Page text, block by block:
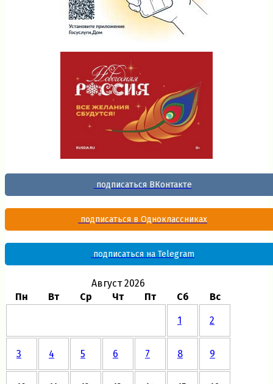
подписаться ВКонтакте
подписаться в Одноклассниках
подписаться на Telegram
Август 2026
Пн
Вт Ср Чт Пт Сб Вс
1 2
3 4 5 6 7 8 9